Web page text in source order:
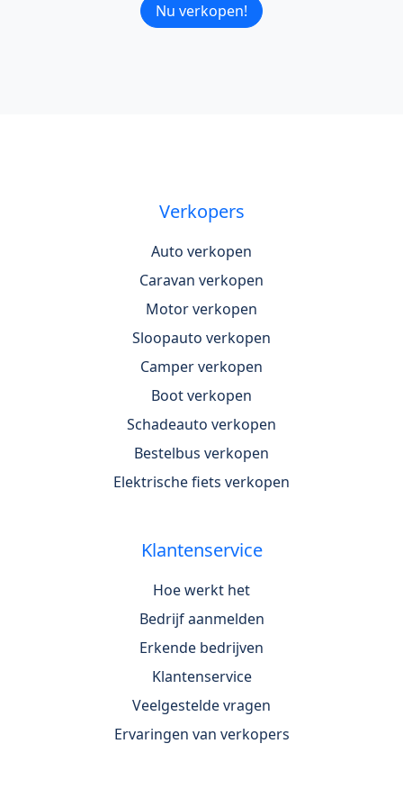
Nu verkopen!
Verkopers
Auto verkopen
Caravan verkopen
Motor verkopen
Sloopauto verkopen
Camper verkopen
Boot verkopen
Schadeauto verkopen
Bestelbus verkopen
Elektrische fiets verkopen
Klantenservice
Hoe werkt het
Bedrijf aanmelden
Erkende bedrijven
Klantenservice
Veelgestelde vragen
Ervaringen van verkopers